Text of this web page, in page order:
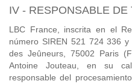
IV - RESPONSABLE DE
LBC France, inscrita en el
número SIREN 521 724 336
des Jeûneurs, 75002 Paris
Antoine Jouteau, en su
responsable del